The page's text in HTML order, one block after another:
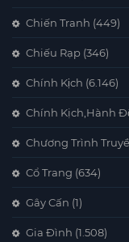
Chiến Tranh (449)
Chiếu Rạp (346)
Chính Kịch (6.146)
Chính Kịch,Hành
Chương Trình
Cổ Trang (634)
Gây Cấn (1)
Gia Đình (1.508)